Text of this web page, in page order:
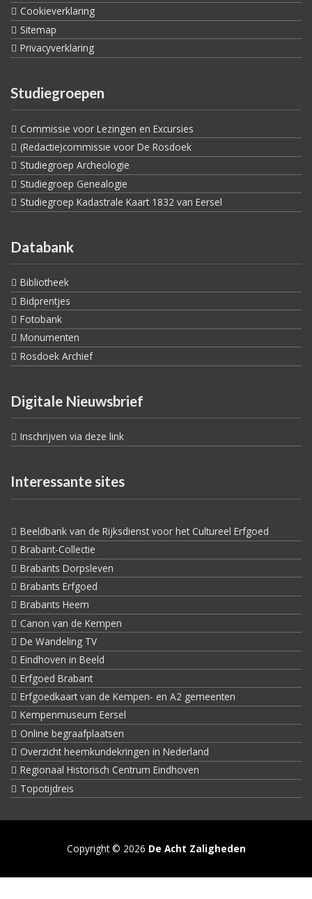
Cookieverklaring
Sitemap
Privacyverklaring
Studiegroepen
Commissie voor Lezingen en Excursies
(Redactie)commissie voor De Rosdoek
Studiegroep Archeologie
Studiegroep Genealogie
Studiegroep Kadastrale Kaart 1832 van Eersel
Databank
Bibliotheek
Bidprentjes
Fotobank
Monumenten
Rosdoek Archief
Digitale Nieuwsbrief
Inschrijven via deze link
Interessante sites
Beeldbank van de Rijksdienst voor het Cultureel Erfgoed
Brabant-Collectie
Brabants Dorpsleven
Brabants Erfgoed
Brabants Heem
Canon van de Kempen
De Wandeling TV
Eindhoven in Beeld
Erfgoed Brabant
Erfgoedkaart van de Kempen- en A2 gemeenten
Kempenmuseum Eersel
Online begraafplaatsen
Overzicht heemkundekringen in Nederland
Regionaal Historisch Centrum Eindhoven
Topotijdreis
Copyright © 2026 De Acht Zaligheden